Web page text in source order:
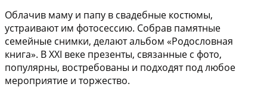
Облачив маму и папу в свадебные костюмы,
устраивают им фотосессию. Собрав памятные
семейные снимки, делаютальбом «Родословная
книга». В ХХI веке презенты, связанные с фото,
популярны, востребованы и подходят под любое
мероприятие и торжество.